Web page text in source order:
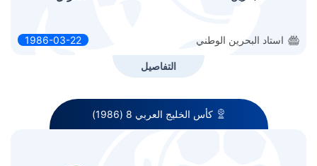
استاد البحرين الوطني 1986-03-22
التفاصيل
كأس الخليج العربي 8 (1986)